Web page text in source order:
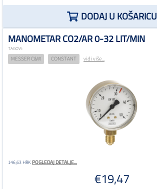
DODAJ U KOŠARICU
MANOMETAR CO2/AR 0-32 LIT/MIN
TAGOVI:
MESSER C&W CONSTANT vidi više...
146,63 HRKPOGLEDAJ DETALJE...
€19,47